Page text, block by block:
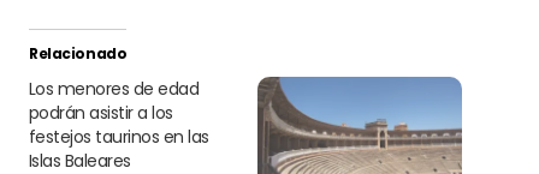
Relacionado
Los menores de edad
podrán asistir a los
festejos taurinos en las
Islas Baleares